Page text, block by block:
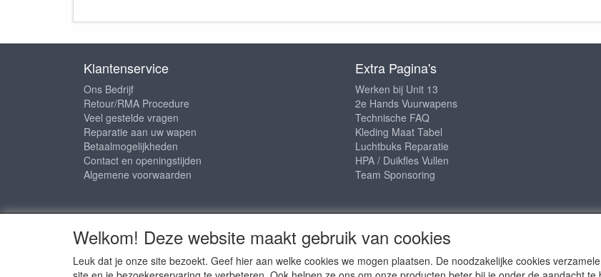
Klantenservice
Ons Bedrijf
Retour/RMA Procedure
Veel gestelde vragen
Reparatie aan uw wapen
Betaalmogelijkheden
Contact en openingstijden
Algemene voorwaarden
Extra Pagina's
Werken bij Unit 13
2e Hands Vuurwapens
Technische FAQ
Kleding Maat Tabel
Luchtbuks Reparatie
HPA / Duikfles Vullen
Team Sponsoring
Welkom! Deze website maakt gebruik van cookies
Leuk dat je onze site bezoekt. Geef hier aan welke cookies we mogen plaatsen. De noodzakelijke cookies